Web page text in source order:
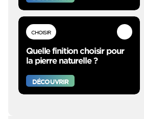
CHOISIR
Quelle finition choisir pour
la pierre naturelle ?
DÉCOUVRIR